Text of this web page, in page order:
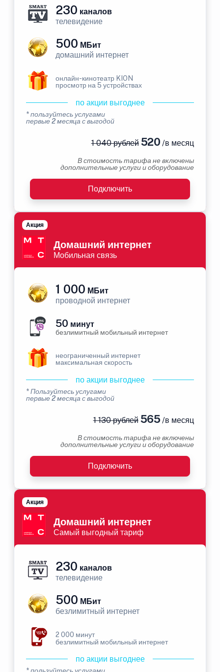
230 каналов
телевидение
500 МБит
домашний интернет
онлайн-кинотеатр KION
просмотр на 5 устройствах
по акции выгоднее
* пользуйтесь услугами
первые 2 месяца с выгодой
1 040 рублей520 /в месяц
В стоимость тарифа не включены
дополнительные услуги и оборудование
Подключить
Домашний интернет
Мобильная связь
Акция
1 000 МБит
проводной интернет
50 минут
безлимитный мобильный интернет
неограниченный интернет
максимальная скорость
по акции выгоднее
* Пользуйтесь услугами
первые 2 месяца с выгодой
1 130 рублей565 /в месяц
В стоимость тарифа не включены
дополнительные услуги и оборудование
Подключить
Домашний интернет
Самый выгодный тариф
Акция
230 каналов
телевидение
500 МБит
безлимитный интернет
2 000 минут
безлимитный мобильный интернет
по акции выгоднее
* пользуйтесь услугами